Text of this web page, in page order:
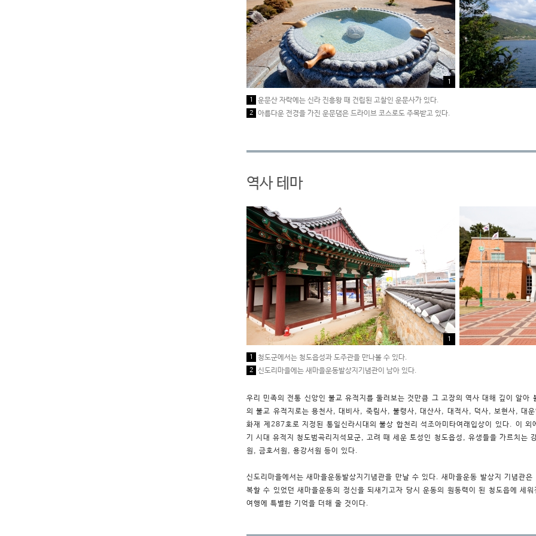
1
1 운문산 자락에는 신라 진흥왕 때 건립된 고찰인 운문사가 있다.
2 아름다운 전경을 가진 운문댐은 드라이브 코스로도 주목받고 있다.
역사 테마
1
1 청도군에서는 청도읍성과 도주관을 만나볼 수 있다.
2 신도리마을에는 새마을운동발상지기념관이 남아 있다.
우리 민족의 전통 신앙인 불교 유적지를 둘러보는 것만큼 그 고장의 역사 대해 깊이 알
의 불교 유적지로는 용천사, 대비사, 죽림사, 불령사, 대산사, 대적사, 덕사, 보현사, 대
화재 제287호로 지정된 통일신라시대의 불상 합천리 석조아미타여래입상이 있다. 이
기 시대 유적지 청도범곡리지석묘군, 고려 때 세운 토성인 청도읍성, 유생들을 가르치는
원, 금호서원, 용강서원 등이 있다.
신도리마을에서는 새마을운동발상지기념관을 만날 수 있다. 새마을운동 발상지 기념관
복할 수 있었던 새마을운동의 정신을 되새기고자 당시 운동의 원동력이 된 청도읍에 세
여행에 특별한 기억을 더해 줄 것이다.